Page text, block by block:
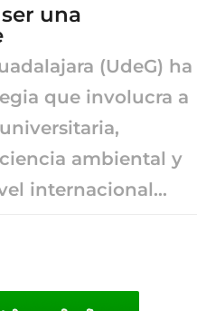
una
(UdeG) ha
que involucra a
ambiental y
internacional...